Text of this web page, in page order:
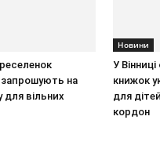
запрошують на
для вільних
Новини
У
книжок
для
кордон